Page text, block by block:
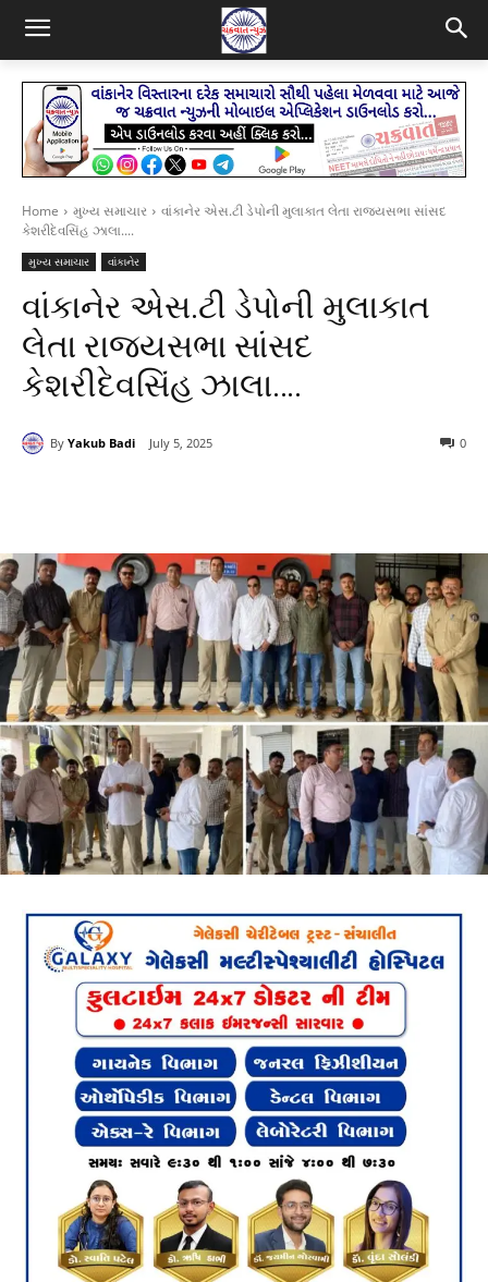
Home મુખ્ય સમાચાર
વાંકાનેર એસ.ટી ડેપોની મુલાકાત લેતા રાજ્યસભા સાંસદ
કેશરીદેવસિંહ‌ ઝાલા....
મુખ્ય સમાચાર વાંકાનેર
વાંકાનેર એસ.ટી ડેપોની મુલાકાત
લેતા રાજ્યસભા સાંસદ
કેશરીદેવસિંહ‌ ઝાલા….
By Yakub Badi July 5, 2025 0